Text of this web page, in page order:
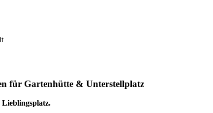
für Gartenhütte & Unterstellplatz